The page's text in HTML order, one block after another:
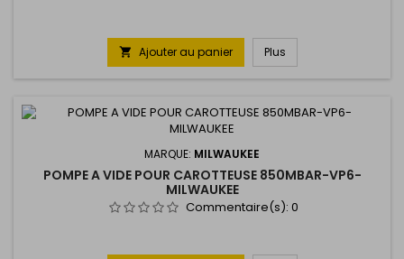
 Ajouter au panier Plus
MARQUE: MILWAUKEE
POMPE A VIDE POUR CAROTTEUSE 850MBAR-VP6-
MILWAUKEE
Commentaire(s): 0